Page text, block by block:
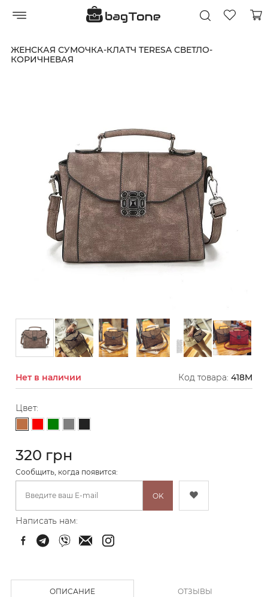
ЖЕНСКАЯ СУМОЧКА-КЛАТЧ TERESA СВЕТЛО-
КОРИЧНЕВАЯ
Нет в наличии Код товара: 418M
Цвет:
320 грн
Cообщить, когда появится:
OK
Написать нам:
ОПИСАНИЕ ОТЗЫВЫ